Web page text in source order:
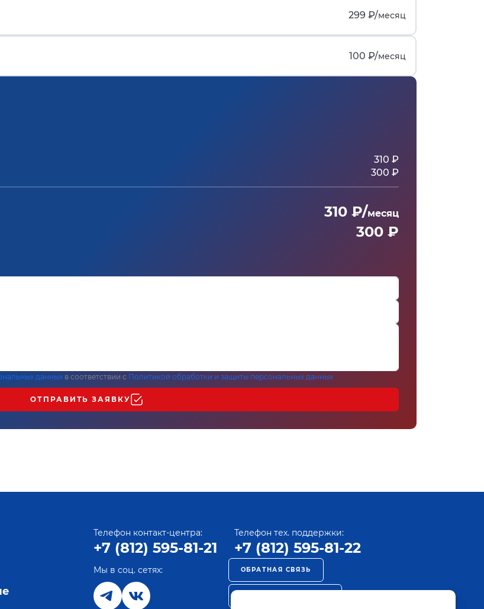
299 ₽/месяц
100 ₽/месяц
310 ₽
300 ₽
310 ₽/месяц
300 ₽
данных в соответствии с Политикой обработки и защиты персональных данных
ОТПРАВИТЬ ЗАЯВКУ
Телефон контакт-центра:
+7 (812) 595-81-21
Телефон тех. поддержки:
+7 (812) 595-81-22
Мы в соц. сетях: ОБРАТНАЯ СВЯЗЬ